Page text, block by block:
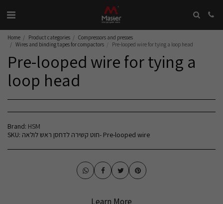
Home Product categories
Compressors and presses
Wires and binding tapes for compactors
Pre-looped wire for tying a loop head
Pre-looped wire for tying a
loop head
Brand: HSM
SKU:
חוט קשירה לדחסן ראש לולאה- Pre-looped wire
Learn More